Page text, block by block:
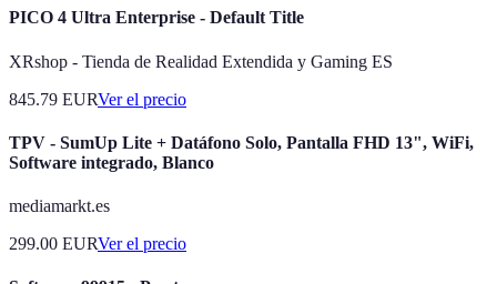
PICO 4 Ultra Enterprise - Default Title
XRshop - Tienda de Realidad Extendida y Gaming ES
845.79 EURVer el precio
TPV - SumUp Lite + Datáfono Solo, Pantalla FHD 13", WiFi,
Software integrado, Blanco
mediamarkt.es
299.00 EURVer el precio